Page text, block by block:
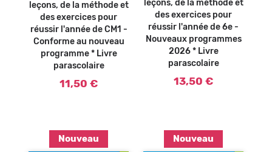
leçons, de la méthode et
des exercices pour
réussir l'année de CM1 -
Conforme au nouveau
programme * Livre
parascolaire
11,50 €
leçons, de la méthode et
des exercices pour
réussir l'année de 6e -
Nouveaux programmes
2026 * Livre
parascolaire
13,50 €
Nouveau Nouveau